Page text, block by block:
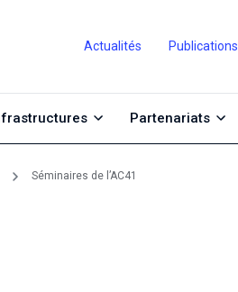
Actualités Publications
Partenariats
Séminaires de l’AC41